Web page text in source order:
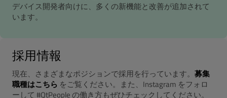
デバイス開発者向けに、多くの新機能と改善が追加されて
います。
採用情報
現在、さまざまなポジションで採用を行っています。 募集
職種はこちら をご覧ください。また、Instagram をフォロ
ーして #QtPeople の働き方もぜひチェックしてください。